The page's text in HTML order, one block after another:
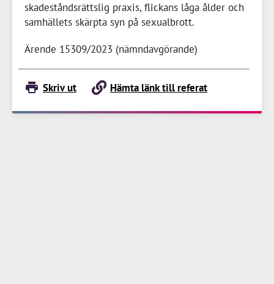
skadeståndsrättslig praxis, flickans låga ålder och
samhällets skärpta syn på sexualbrott.
Ärende 15309/2023 (nämndavgörande)
Skriv ut Hämta länk till referat